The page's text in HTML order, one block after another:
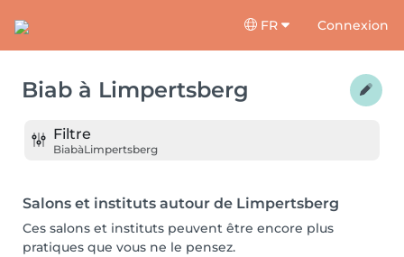
FR Connexion
Biab à Limpertsberg
Filtre
BiabàLimpertsberg
Salons et instituts autour de Limpertsberg
Ces salons et instituts peuvent être encore plus
pratiques que vous ne le pensez.